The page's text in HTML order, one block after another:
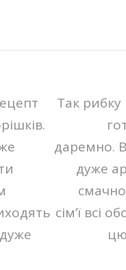
дуже
Так
даремно.
дуже
сім’ї всі